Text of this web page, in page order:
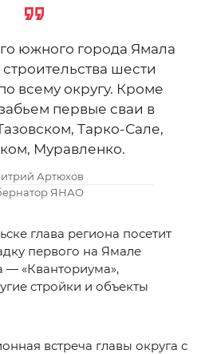
южного города Ямала
шести
всему округу. Кроме
первые сваи в
Тарко-Сале,
Муравленко.
Артюхов
ЯНАО
глава региона посетит
первого на Ямале
— «Кванториума»,
стройки и объекты
встреча главы округа с